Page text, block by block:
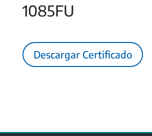
1085FU
Descargar Certificado